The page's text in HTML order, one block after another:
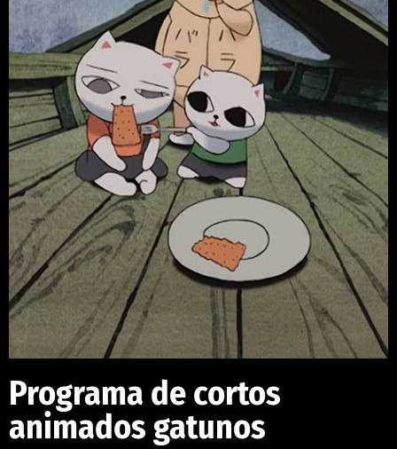
Programa de cortos
animados gatunos